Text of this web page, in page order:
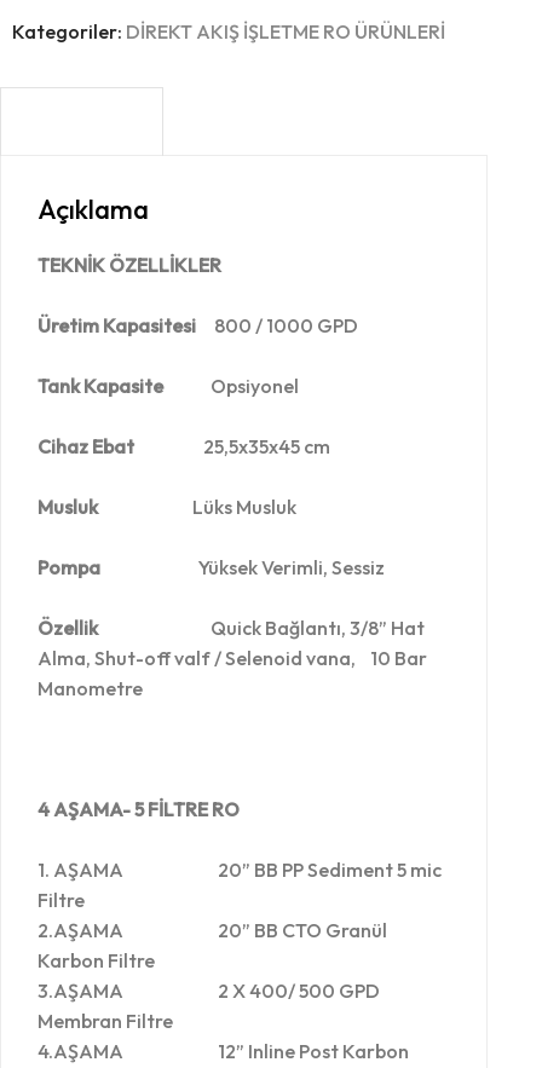
Kategoriler: DİREKT AKIŞ İŞLETME RO ÜRÜNLERİ
Açıklama
TEKNİK ÖZELLİKLER
Üretim Kapasitesi 800 / 1000 GPD
Tank Kapasite Opsiyonel
Cihaz Ebat 25,5x35x45 cm
Musluk Lüks Musluk
Pompa Yüksek Verimli, Sessiz
ÖzellikQuick Bağlantı, 3/8” Hat
Alma, Shut-off valf / Selenoid vana, 10 Bar
Manometre
4AŞAMA-5 FİLTRE RO
1. AŞAMA 20” BB PP Sediment 5 mic
Filtre
2.AŞAMA 20” BB CTO Granül
Karbon Filtre
3.AŞAMA 2 X 400/ 500 GPD
Membran Filtre
4.AŞAMA 12” Inline Post Karbon